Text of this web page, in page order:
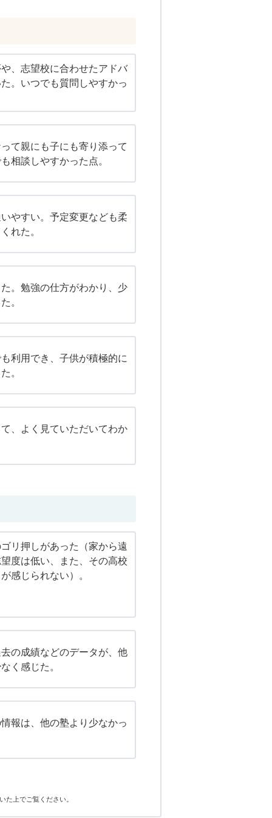
、志望校に合わせたアドバ
。いつでも質問しやすかっ
て親にも子にも寄り添って
相談しやすかった点。
やすい。予定変更なども柔
れた。
。勉強の仕方がわかり、少
。
利用でき、子供が積極的に
。
、よく見ていただいてわか
リ押しがあった（家から遠
度は低い、また、その高校
感じられない）。
の成績などのデータが、他
く感じた。
報は、他の塾より少なかっ
た上でご覧ください。